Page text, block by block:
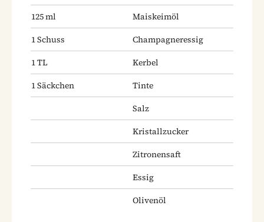
125ml
Maiskeimöl
1Schuss
Champagneressig
1TL
Kerbel
1Säckchen
Tinte
Salz
Kristallzucker
Zitronensaft
Essig
Olivenöl